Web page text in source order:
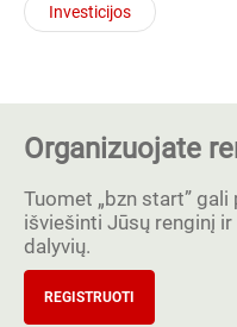
Investicijos
Organizuojate
Tuomet „bzn start”
išviešinti Jūsų renginį
dalyvių.
REGISTRUOTI